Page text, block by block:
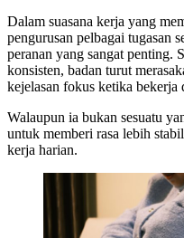
Dalam suasana kerja yang
pengurusan pelbagai tugasan
peranan yang sangat penting.
konsisten, badan turut
kejelasan fokus ketika bekerja
Walaupun ia bukan sesuatu
untuk memberi rasa lebih
kerja harian.